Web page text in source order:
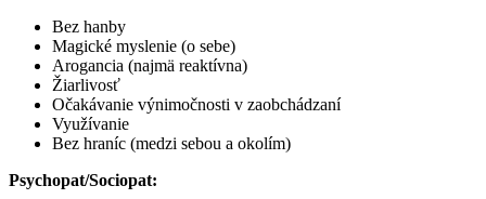
Bez hanby
Magické myslenie (o sebe)
Arogancia (najmä reaktívna)
Žiarlivosť
Očakávanie výnimočnosti v zaobchádzaní
Využívanie
Bez hraníc (medzi sebou a okolím)
Psychopat/Sociopat: